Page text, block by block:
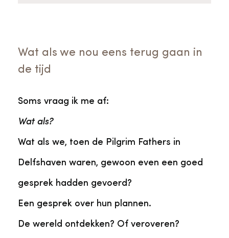
Wat als we nou eens terug gaan in
de tijd
Soms vraag ik me af:
Wat als?
Wat als we, toen de Pilgrim Fathers in
Delfshaven waren, gewoon even een goed
gesprek hadden gevoerd?
Een gesprek over hun plannen.
De wereld ontdekken? Of veroveren?